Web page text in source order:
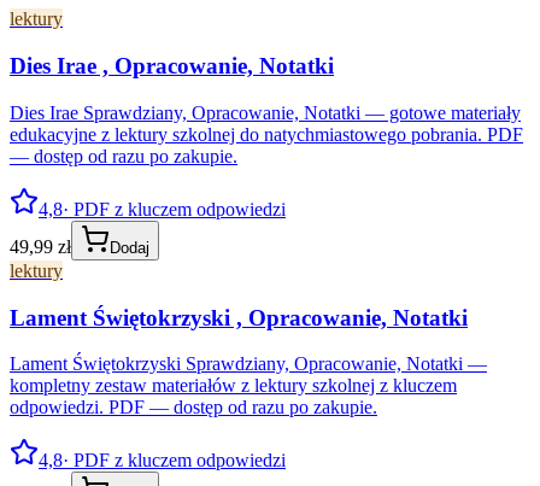
lektury
Dies Irae , Opracowanie, Notatki
Dies Irae Sprawdziany, Opracowanie, Notatki — gotowe materiały
edukacyjne z lektury szkolnej do natychmiastowego pobrania. PDF
— dostęp od razu po zakupie.
4,8· PDF z kluczem odpowiedzi
49,99 zł
Dodaj
lektury
Lament Świętokrzyski , Opracowanie, Notatki
Lament Świętokrzyski Sprawdziany, Opracowanie, Notatki —
kompletny zestaw materiałów z lektury szkolnej z kluczem
odpowiedzi. PDF — dostęp od razu po zakupie.
4,8· PDF z kluczem odpowiedzi